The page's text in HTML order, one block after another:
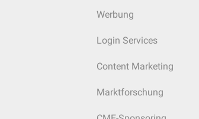
Werbung
Login Services
Content Marketing
Marktforschung